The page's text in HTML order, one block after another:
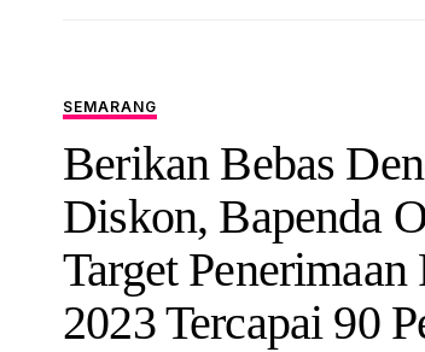
SEMARANG
Berikan Bebas
Diskon, Bapenda
Target Penerimaan
2023 Tercapai 90